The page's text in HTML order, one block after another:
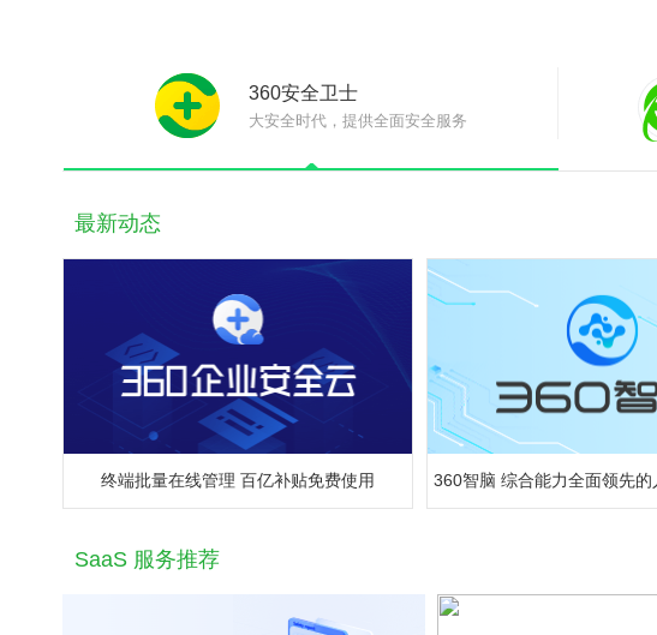
360安全卫士
大安全时代，提供全面安全服务
最新动态
终端批量在线管理 百亿补贴免费使用 360智脑 综合能力全面领先的
SaaS 服务推荐